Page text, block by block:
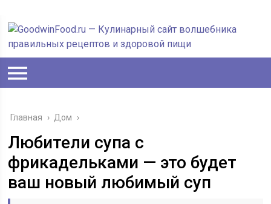
Главная › Дом ›
Любители супа с
фрикадельками — это будет
ваш новый любимый суп